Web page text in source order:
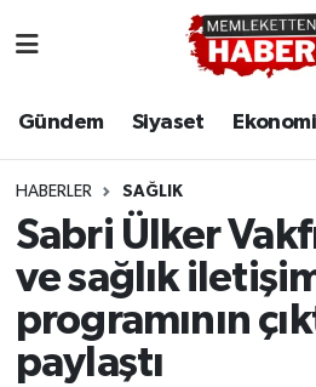
Gündem Siyaset Ekonomi
HABERLER SAĞLIK
Sabri Ülker
ve sağlık
programının
paylaştı